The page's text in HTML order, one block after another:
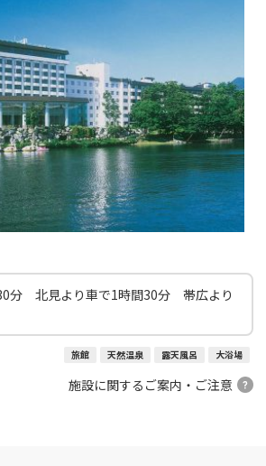
分 北見より車で1時間30分 帯広より
旅館 天然温泉 露天風呂 大浴場
施設に関するご案内・ご注意